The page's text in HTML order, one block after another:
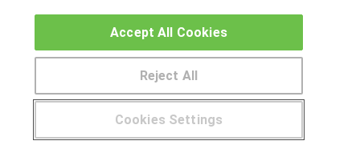
Locos por las becas
CENTROS DE FORMACIÓN
Publicar cursos
USUARIOS ¿Tienes alguna duda? 900 264 357
Cookies Settings
Reject All
Accept All Cookies